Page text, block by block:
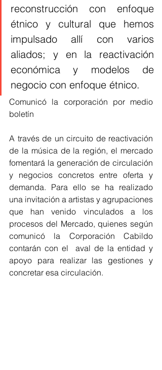
reconstrucción con enfoque
étnico y cultural que hemos
impulsado allí con varios
aliados; y en la reactivación
económica y modelos de
negocio con enfoque étnico.
Comunicó la corporación por medio
boletín
A través de un circuito de reactivación
de la música de la región, el mercado
fomentará la generación de circulación
y negocios concretos entre oferta y
demanda. Para ello se ha realizado
una invitación a artistas y agrupaciones
que han venido vinculados a los
procesos del Mercado, quienes según
comunicó la Corporación Cabildo
contarán con el  aval de la entidad y
apoyo para realizar las gestiones y
concretar esa circulación.